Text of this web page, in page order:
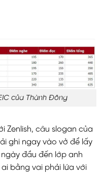
của Thành Đông
Zenlish, câu slogan của
ghi ngay vào vở để lấy
đầu đến lớp anh
bằng vai phải lứa với